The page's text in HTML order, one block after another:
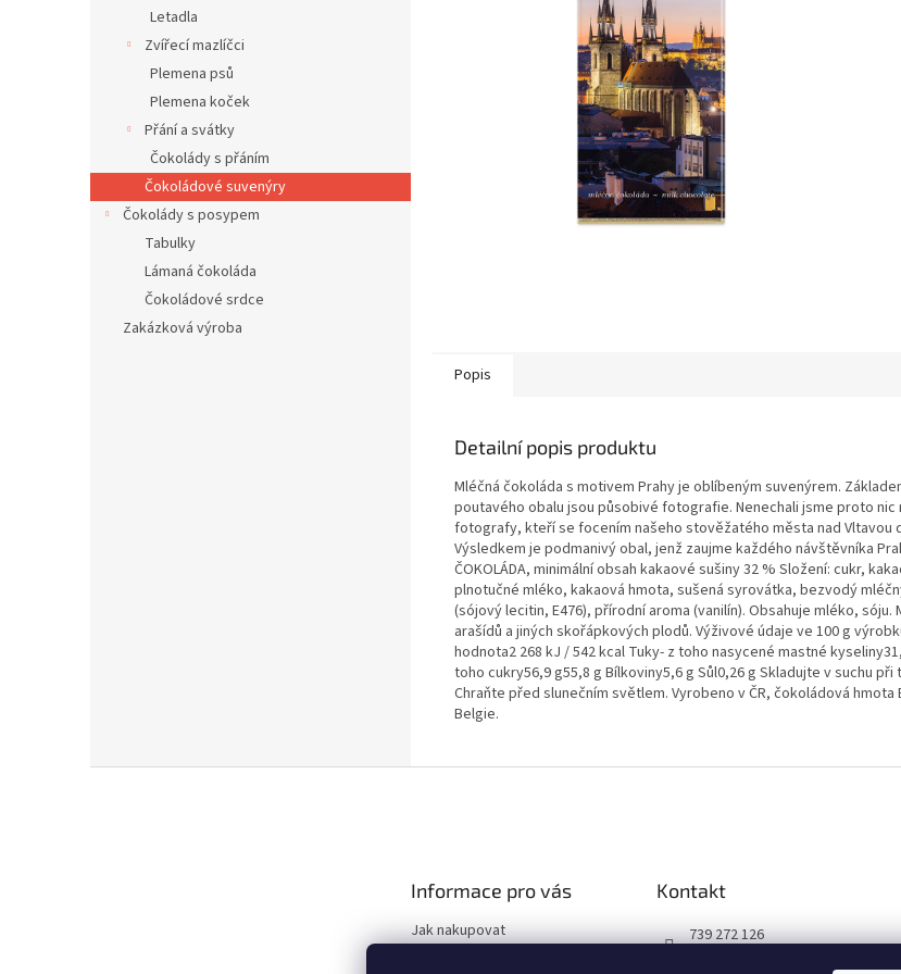
Letadla
Zvířecí mazlíčci
Plemena psů
Plemena koček
Přání a svátky
Čokolády s přáním
Čokoládové suvenýry
Čokolády s posypem
Tabulky
Lámaná čokoláda
Čokoládové srdce
Zakázková výroba
Popis
Detailní popis produktu
Mléčná čokoláda s motivem Prahy je oblíbeným suvenýrem.
poutavého obalu jsou působivé fotografie. Nenechali jsme proto nic
fotografy, kteří se focením našeho stověžatého města nad Vltavou
Výsledkem je podmanivý obal, jenž zaujme každého návštěvníka
ČOKOLÁDA, minimální obsah kakaové sušiny 32 % Složení: cukr,
plnotučné mléko, kakaová hmota, sušená syrovátka, bezvodý
(sójový lecitin, E476), přírodní aroma (vanilín). Obsahuje mléko,
arašídů a jiných skořápkových plodů. Výživové údaje ve 100 g
hodnota2 268 kJ / 542 kcal Tuky- z toho nasycené mastné
toho cukry56,9 g55,8 g Bílkoviny5,6 g Sůl0,26 g Skladujte v suchu při
Chraňte před slunečním světlem. Vyrobeno v ČR, čokoládová hmota
Belgie.
Informace pro vás
Jak nakupovat
Kontakt
739 272 126
https://www.facebook.co